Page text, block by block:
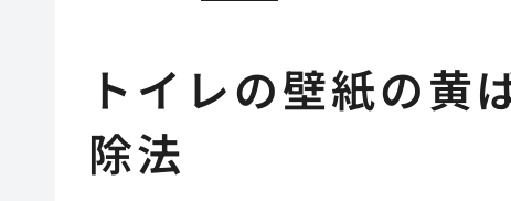
トイレの壁紙の黄
除法